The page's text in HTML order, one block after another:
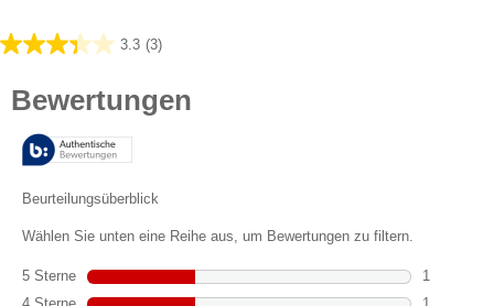
3.3 (3)
3.3
Bewertungen